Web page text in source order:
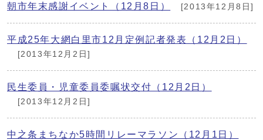
朝市年末感謝イベント（12月8日） [2013年12月8日]
平成25年大網白里市12月定例記者発表（12月2日）
[2013年12月2日]
民生委員・児童委員委嘱状交付（12月2日）
[2013年12月2日]
中之条まちなか5時間リレーマラソン（12月1日）